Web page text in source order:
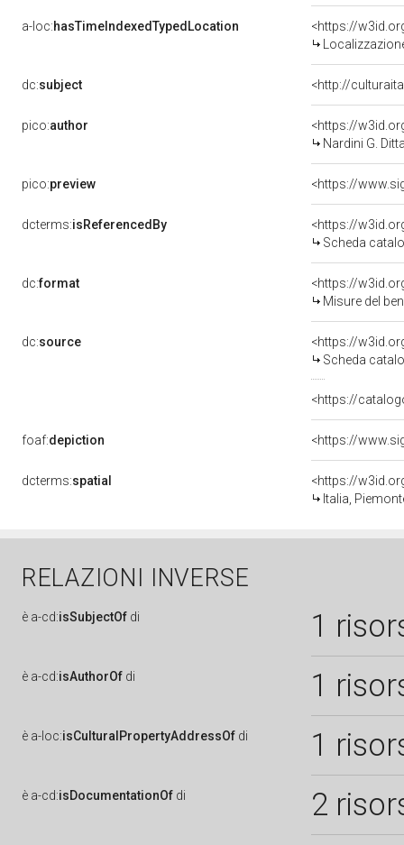
a-loc:hasTimeIndexedTypedLocation
<https://
dc:subject <http://
pico:author
<https://
Nardini G.
pico:preview <https://
dcterms:isReferencedBy
<https://
Scheda
dc:format
<https://
Misure del
dc:source
<https://
Scheda
<https://
foaf:depiction <https://
dcterms:spatial
<https://
Italia,
RELAZIONI INVERSE
è a-cd:isSubjectOf di 1
è a-cd:isAuthorOf di 1
è a-loc:isCulturalPropertyAddressOf di 1
è a-cd:isDocumentationOf di 2